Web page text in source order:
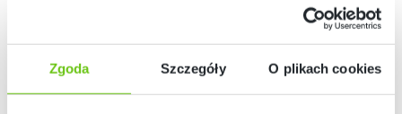
Zgoda Szczegóły O plikach cookies